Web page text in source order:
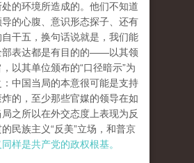
的环境所造成的。他们不知道
的心腹、意识形态探子、还有
干五，换句话说就是，我们能
部表达都是有目的的——以其领
以其单位颁布的“口径暗示”为
中国当局的本意很可能是支持
的，至少那些官媒的领导在如
之所以在外交态度上表现为反
民族主义“反美”立场，和普京
样是共产党的政权根基。